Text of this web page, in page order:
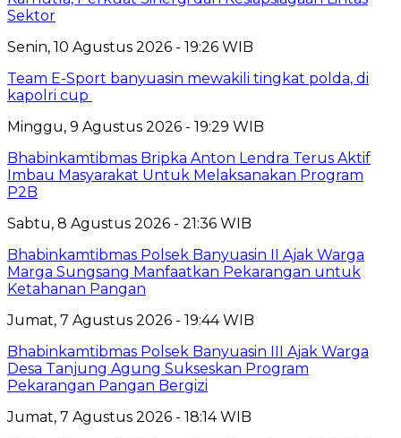
Sektor
Senin, 10 Agustus 2026 - 19:26 WIB
Team E-Sport banyuasin mewakili tingkat polda, di
kapolri cup
Minggu, 9 Agustus 2026 - 19:29 WIB
Bhabinkamtibmas Bripka Anton Lendra Terus Aktif
Imbau Masyarakat Untuk Melaksanakan Program
P2B
Sabtu, 8 Agustus 2026 - 21:36 WIB
Bhabinkamtibmas Polsek Banyuasin II Ajak Warga
Marga Sungsang Manfaatkan Pekarangan untuk
Ketahanan Pangan
Jumat, 7 Agustus 2026 - 19:44 WIB
Bhabinkamtibmas Polsek Banyuasin III Ajak Warga
Desa Tanjung Agung Sukseskan Program
Pekarangan Pangan Bergizi
Jumat, 7 Agustus 2026 - 18:14 WIB